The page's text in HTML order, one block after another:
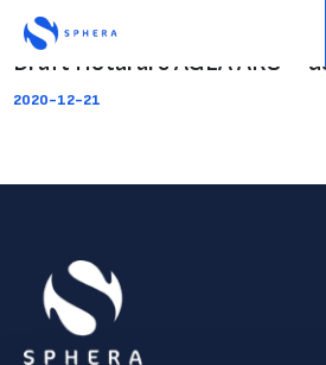
Draft Hotărâre AGEA ARS –
2020-12-21